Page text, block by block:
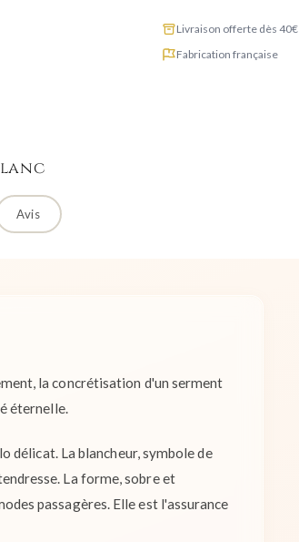
Livraison offerte dès 40€
Fabrication française
Avis
la concrétisation d'un serment
éternelle.
délicat. La blancheur, symbole de
La forme, sobre et
passagères. Elle est l'assurance